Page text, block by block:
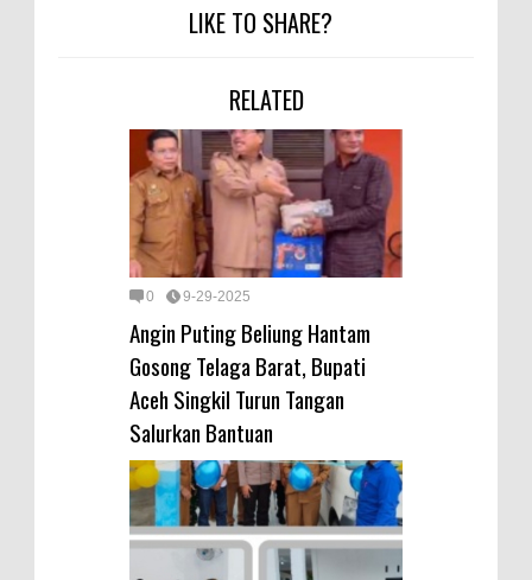
LIKE TO SHARE?
RELATED
0 9-29-2025
Angin Puting Beliung Hantam
Gosong Telaga Barat, Bupati
Aceh Singkil Turun Tangan
Salurkan Bantuan